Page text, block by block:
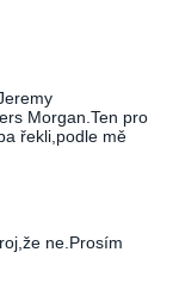
Morgan.Ten pro
řekli,podle mě
ne.Prosím